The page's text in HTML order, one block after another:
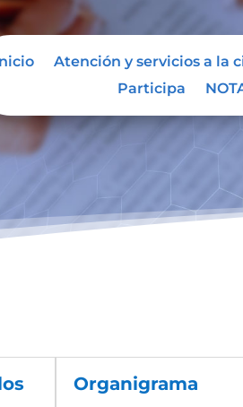
Atención y servicios a la
Participa
Organigrama